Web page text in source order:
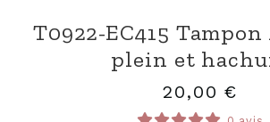
T0922-EC415
plein et
20,00 €